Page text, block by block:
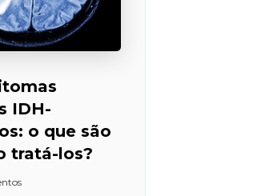
IDH-
o que são
tratá-los?